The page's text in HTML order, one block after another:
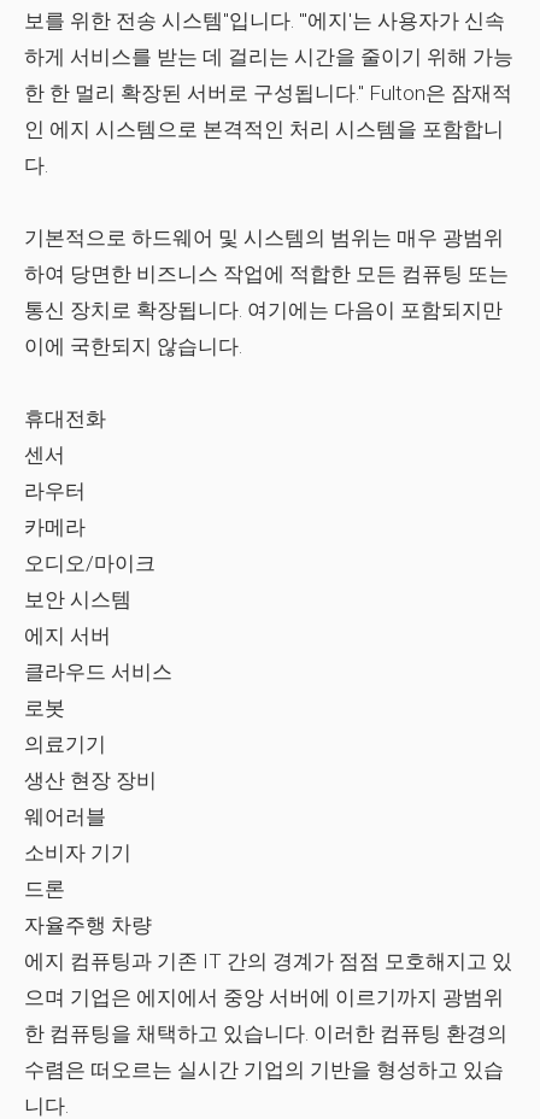
보를 위한 전송 시스템"입니다. "'에지'는 사용자가 신속
하게 서비스를 받는 데 걸리는 시간을 줄이기 위해 가능
한 한 멀리 확장된 서버로 구성됩니다." Fulton은 잠재적
인 에지 시스템으로 본격적인 처리 시스템을 포함합니
다.
기본적으로 하드웨어 및 시스템의 범위는 매우 광범위
하여 당면한 비즈니스 작업에 적합한 모든 컴퓨팅 또는
통신 장치로 확장됩니다. 여기에는 다음이 포함되지만
이에 국한되지 않습니다.
휴대전화
센서
라우터
카메라
오디오/마이크
보안 시스템
에지 서버
클라우드 서비스
로봇
의료기기
생산 현장 장비
웨어러블
소비자 기기
드론
자율주행 차량
에지 컴퓨팅과 기존 IT 간의 경계가 점점 모호해지고 있
으며 기업은 에지에서 중앙 서버에 이르기까지 광범위
한 컴퓨팅을 채택하고 있습니다. 이러한 컴퓨팅 환경의
수렴은 떠오르는 실시간 기업의 기반을 형성하고 있습
니다.